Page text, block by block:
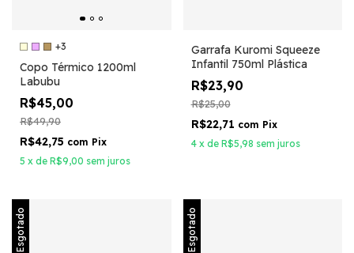
+3
Copo Térmico 1200ml
Labubu
R$45,00
R$49,90
R$42,75 com Pix
5 x de R$9,00 sem juros
Garrafa Kuromi Squeeze
Infantil 750ml Plástica
R$23,90
R$25,00
R$22,71 com Pix
4 x de R$5,98 sem juros
Esgotado Esgotado